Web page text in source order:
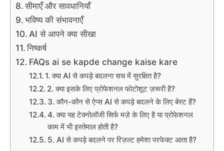
सीमाएँ और सावधानियाँ
भविष्य की संभावनाएँ
AI से आपने क्या सीखा
निष्कर्ष
FAQs ai se kapde change kaise kare
1. क्या AI से कपड़े बदलना सच में सुरक्षित है?
2. क्या इसके लिए प्रोफेशनल फोटोशूट ज़रूरी है?
3. कौन-कौन से ऐप्स AI से कपड़े बदलने के लिए बेस्ट हैं?
4. क्या यह टेक्नोलॉजी सिर्फ मज़े के लिए है या प्रोफेशनल
काम में भी इस्तेमाल होती है?
5. AI से कपड़े बदलने पर रिज़ल्ट हमेशा परफेक्ट आता है?